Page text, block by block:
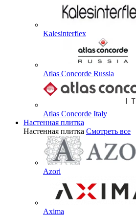
Kalesinterflex
Atlas Concorde Russia
Atlas Concorde Italy
Настенная плитка
Настенная плитка Смотреть все
Azori
Axima